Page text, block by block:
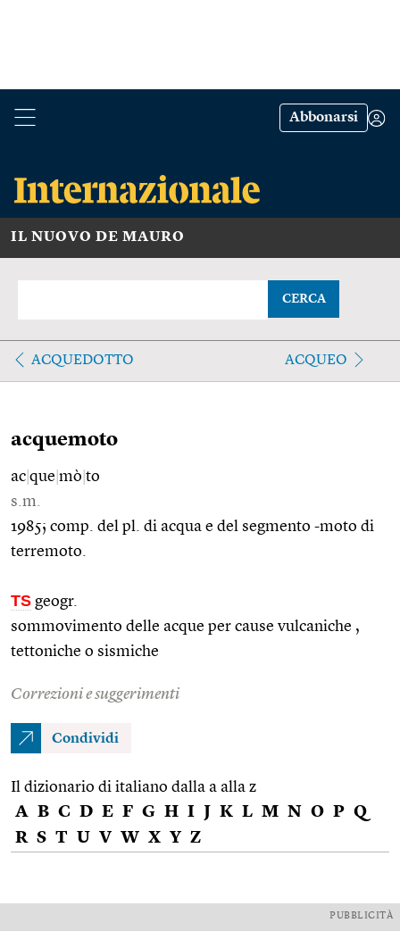
Abbonarsi
IL NUOVO DE MAURO
CERCA
ACQUEDOTTO ACQUEO
acquemoto
ac que mò to
s.m.
1985; comp. del pl. di acqua e del segmento -moto di
terremoto.
TS geogr.
sommovimento delle acque per cause vulcaniche ,
tettoniche o sismiche
Correzioni e suggerimenti
Condividi
Il dizionario di italiano dalla a alla z
A B C D E F G H I J K L M N O P Q
R S T U V W X Y Z
PUBBLICITÀ